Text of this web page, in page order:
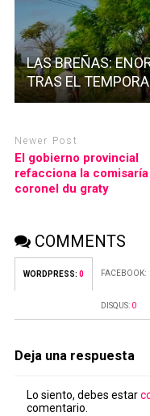
LAS BREÑAS:
TRAS EL
Newer Post
El gobierno provincial
refacciona la comisaría
coronel du graty
COMMENTS
WORDPRESS: 0 FACEBOOK:
DISQUS: 0
Deja una respuesta
Lo siento, debes estar
comentario.